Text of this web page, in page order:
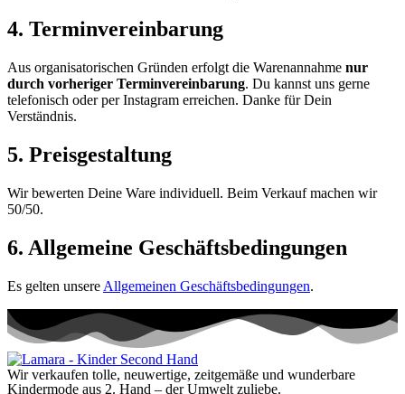
4. Terminvereinbarung
Aus organisatorischen Gründen erfolgt die Warenannahme nur
durch vorheriger Terminvereinbarung. Du kannst uns gerne
telefonisch oder per Instagram erreichen. Danke für Dein
Verständnis.
5. Preisgestaltung
Wir bewerten Deine Ware individuell. Beim Verkauf machen wir
50/50.
6. Allgemeine Geschäftsbedingungen
Es gelten unsere Allgemeinen Geschäftsbedingungen.
Wir verkaufen tolle, neuwertige, zeitgemäße und wunderbare
Kindermode aus 2. Hand – der Umwelt zuliebe.